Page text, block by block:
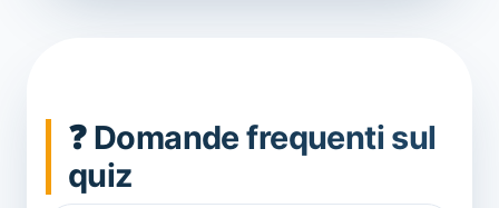
❓ Domande frequenti sul
quiz